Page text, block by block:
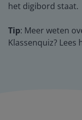
het digibord staat.
Tip: Meer weten
Klassenquiz? Lees